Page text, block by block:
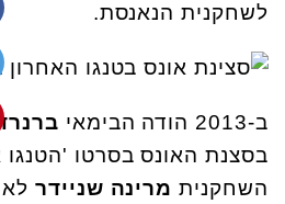
לשחקנית הנאנסת.
ב-2013 הודה הבימאי
בסצנת האונס בסרטו 'הטנגו
השחקנית מרינה שניידר